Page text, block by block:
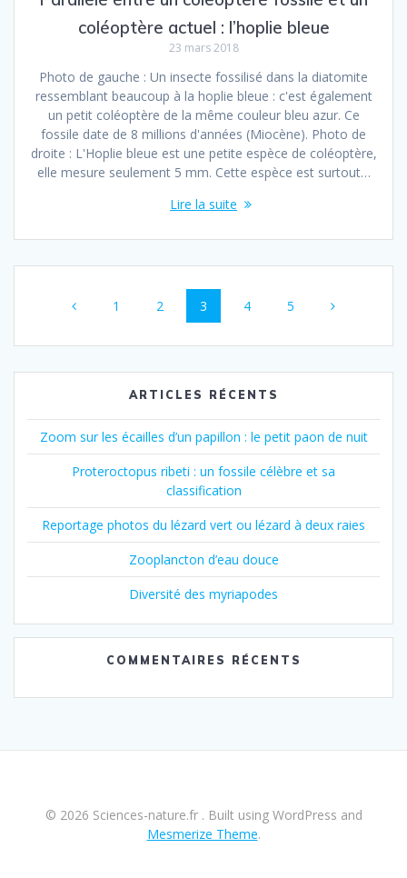
coléoptère actuel : l’hoplie bleue
23 mars 2018
Photo de gauche : Un insecte fossilisé dans la diatomite
ressemblant beaucoup à la hoplie bleue : c'est également
un petit coléoptère de la même couleur bleu azur. Ce
fossile date de 8 millions d'années (Miocène). Photo de
droite : L'Hoplie bleue est une petite espèce de coléoptère,
elle mesure seulement 5 mm. Cette espèce est surtout…
Lire la suite
articles
Page
1 Page
2 Page
3 Page
4 Page
5
ARTICLES RÉCENTS
Zoom sur les écailles d’un papillon : le petit paon de nuit
Proteroctopus ribeti : un fossile célèbre et sa
classification
Reportage photos du lézard vert ou lézard à deux raies
Zooplancton d’eau douce
Diversité des myriapodes
COMMENTAIRES RÉCENTS
© 2026 Sciences-nature.fr . Built using WordPress and
Mesmerize Theme.